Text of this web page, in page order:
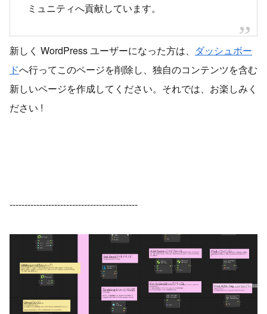
ミュニティへ貢献しています。
新しく WordPress ユーザーになった方は、 ダッシュボー
ドへ行ってこのページを削除し、独自のコンテンツを含む
新しいページを作成してください。それでは、お楽しみく
ださい !
-------------------------------------------